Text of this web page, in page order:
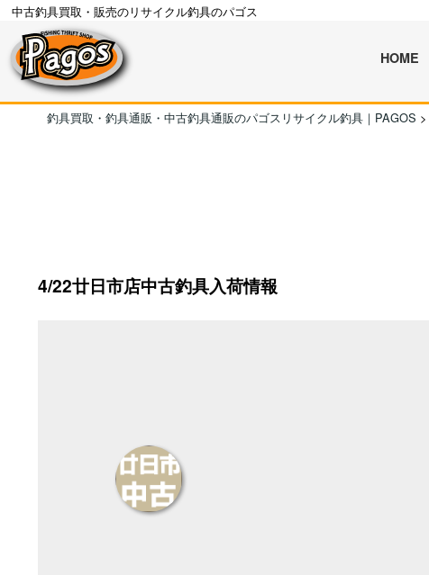
中古釣具買取・販売のリサイクル釣具のパゴス
HOME
釣具買取・釣具通販・中古釣具通販のパゴスリサイクル釣具｜PAGOS >
4/22廿日市店中古釣具入荷情報